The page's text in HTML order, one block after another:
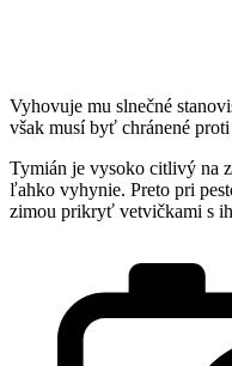
Vyhovuje mu slnečné
však musí byť chránené
Tymián je vysoko citlivý na
ľahko vyhynie. Preto pri
zimou prikryť vetvičkami s